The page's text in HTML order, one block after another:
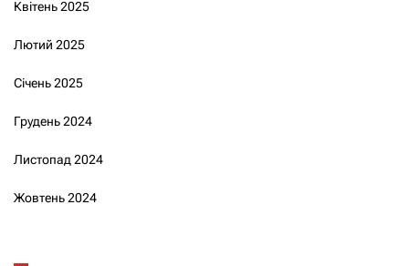
Квітень 2025
Лютий 2025
Січень 2025
Грудень 2024
Листопад 2024
Жовтень 2024